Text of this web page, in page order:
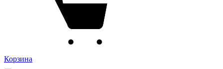
Корзина